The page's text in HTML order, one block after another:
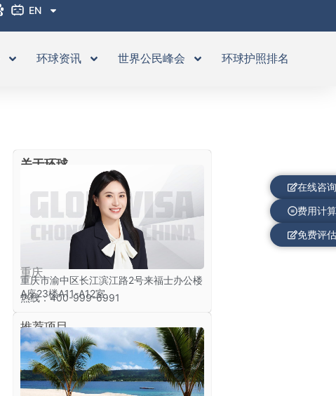
EN
环球资讯 世界公民峰会 环球护照排名
关于环球
重庆
重庆市渝中区长江滨江路2号来福士办公楼
A座23楼A11-A12室
热线：400-999-6991
推荐项目
在线咨询
费用计算
免费评估